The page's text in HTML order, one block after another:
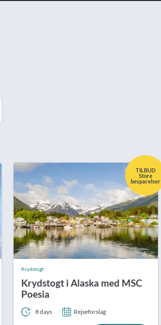
TILBUD
Store
besparelser
Krydstogt
Krydstogt i Alaska med MSC
Poesia
8 days Rejseforslag